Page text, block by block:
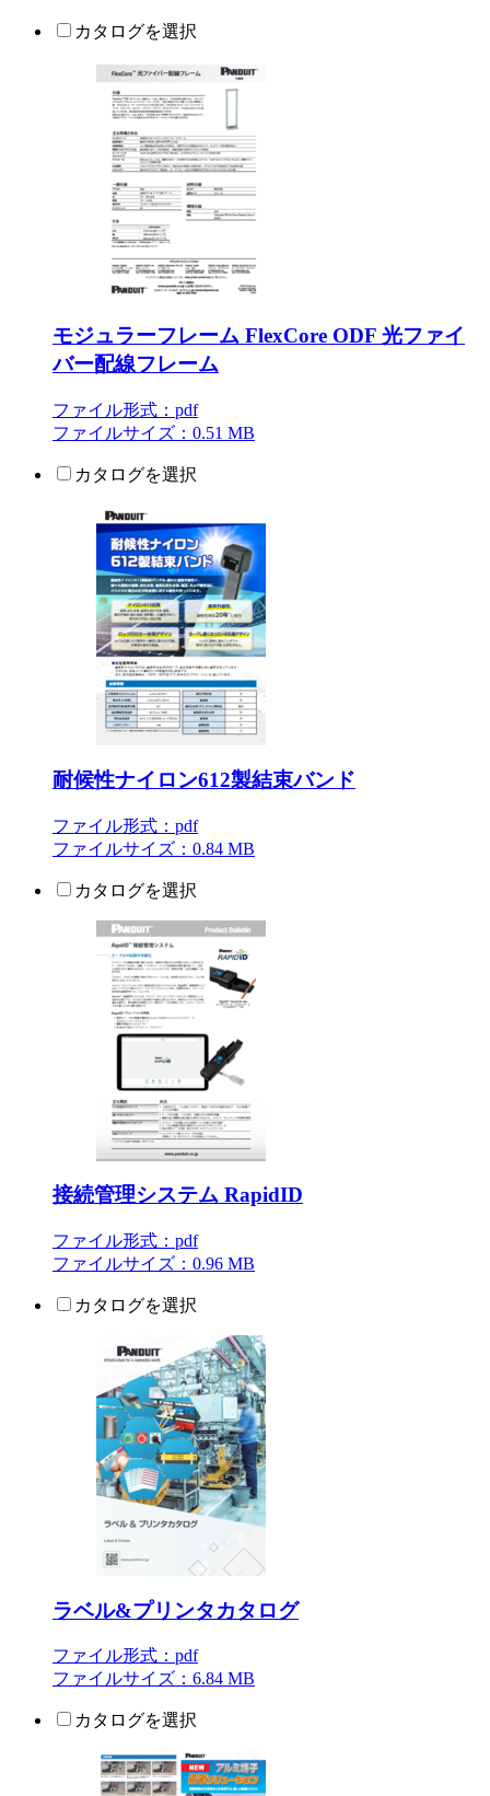
カタログを選択
モジュラーフレーム FlexCore ODF 光ファイ
バー配線フレーム
ファイル形式：pdf
ファイルサイズ：0.51 MB
カタログを選択
耐候性ナイロン612製結束バンド
ファイル形式：pdf
ファイルサイズ：0.84 MB
カタログを選択
接続管理システム RapidID
ファイル形式：pdf
ファイルサイズ：0.96 MB
カタログを選択
ラベル&プリンタカタログ
ファイル形式：pdf
ファイルサイズ：6.84 MB
カタログを選択